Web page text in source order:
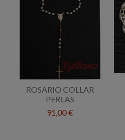
ROSARIO COLLAR
PERLAS
91,00 €